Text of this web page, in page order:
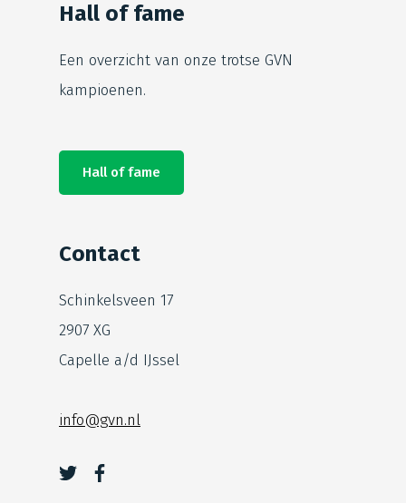
Hall of fame
Een overzicht van onze trotse GVN
kampioenen.
Hall of fame
Contact
Schinkelsveen 17
2907 XG
Capelle a/d IJssel
info@gvn.nl